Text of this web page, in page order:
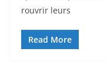
rouvrir leurs
Read More